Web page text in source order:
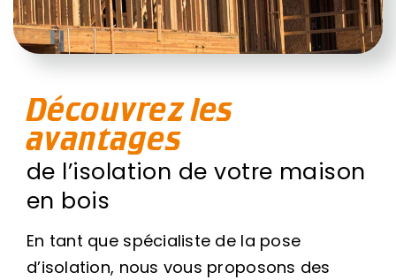
Découvrez les
avantages
de l’isolation de votre maison
en bois
En tant que spécialiste de la pose
d’isolation, nous vous proposons des